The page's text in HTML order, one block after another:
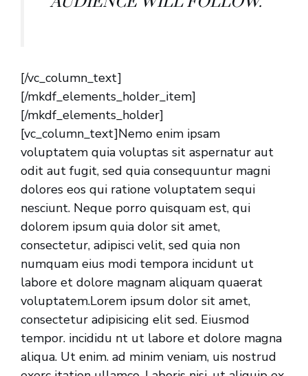
[/vc_column_text]
[/mkdf_elements_holder_item]
[/mkdf_elements_holder]
[vc_column_text]Nemo enim ipsam
voluptatem quia voluptas sit aspernatur aut
odit aut fugit, sed quia consequuntur magni
dolores eos qui ratione voluptatem sequi
nesciunt. Neque porro quisquam est, qui
dolorem ipsum quia dolor sit amet,
consectetur, adipisci velit, sed quia non
numquam eius modi tempora incidunt ut
labore et dolore magnam aliquam quaerat
voluptatem.Lorem ipsum dolor sit amet,
consectetur adipisicing elit sed. Eiusmod
tempor. incididu nt ut labore et dolore magna
aliqua. Ut enim. ad minim veniam, uis nostrud